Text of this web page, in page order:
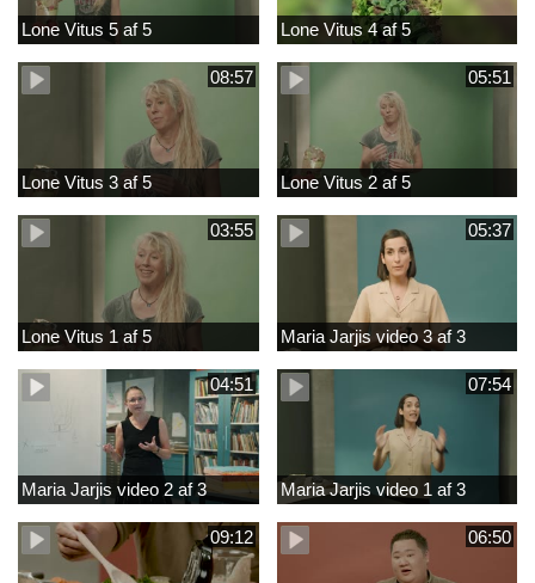
Lone Vitus 5 af 5 Lone Vitus 4 af 5
08:57
Lone Vitus 3 af 5
05:51
Lone Vitus 2 af 5
03:55
Lone Vitus 1 af 5
05:37
Maria Jarjis video 3 af 3
04:51
Maria Jarjis video 2 af 3
07:54
Maria Jarjis video 1 af 3
09:12 06:50